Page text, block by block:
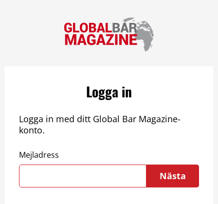
Logga in
Logga in med ditt Global Bar Magazine-
konto.
Mejladress
Nästa